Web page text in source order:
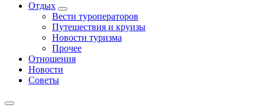
Отдых
Вести туроператоров
Путешествия и круизы
Новости туризма
Прочее
Отношения
Новости
Советы